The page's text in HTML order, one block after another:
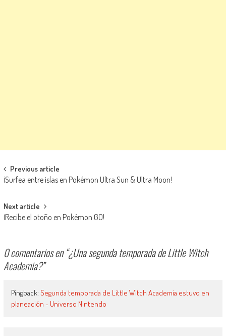
Navegación de entradas
Previous article
¡Surfea entre islas en Pokémon Ultra Sun & Ultra Moon!
Next article
¡Recibe el otoño en Pokémon GO!
0 comentarios en “¿Una segunda temporada de Little Witch
Academia?”
Pingback: Segunda temporada de Little Witch Academia estuvo en
planeación - Universo Nintendo